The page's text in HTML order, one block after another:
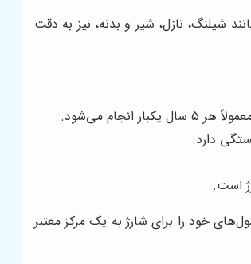
شیلنگ، نازل، شیر و بدنه، نیز به دقت
می‌شود.
دارد.
است.
خود را برای شارژ به یک مرکز معتبر